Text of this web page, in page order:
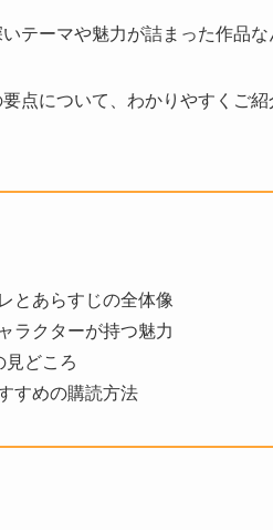
テーマや魅力が詰まった作品な
点について、わかりやすくご
とあらすじの全体像
ラクターが持つ魅力
どころ
すめの購読方法